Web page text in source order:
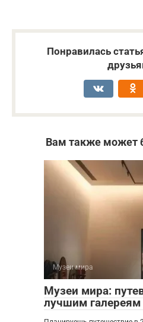
Понравилась
Вам также может
Музеи мира
Музеи мира:
лучшим галереям